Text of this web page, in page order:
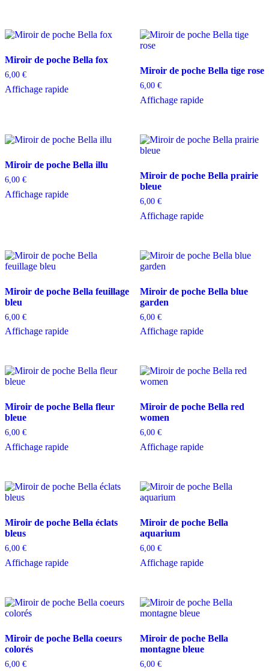
Miroir de poche Bella fox
6,00 €
Affichage rapide
Miroir de poche Bella tige rose
6,00 €
Affichage rapide
Miroir de poche Bella illu
6,00 €
Affichage rapide
Miroir de poche Bella prairie
bleue
6,00 €
Affichage rapide
Miroir de poche Bella feuillage
bleu
6,00 €
Affichage rapide
Miroir de poche Bella blue
garden
6,00 €
Affichage rapide
Miroir de poche Bella fleur
bleue
6,00 €
Affichage rapide
Miroir de poche Bella red
women
6,00 €
Affichage rapide
Miroir de poche Bella éclats
bleus
6,00 €
Affichage rapide
Miroir de poche Bella
aquarium
6,00 €
Affichage rapide
Miroir de poche Bella coeurs
colorés
6,00 €
Miroir de poche Bella
montagne bleue
6,00 €